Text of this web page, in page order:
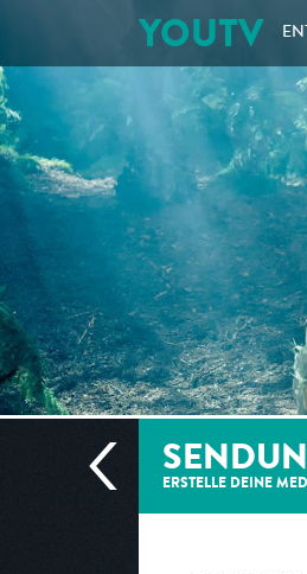
YOUTV
ERSTELLE DEINE